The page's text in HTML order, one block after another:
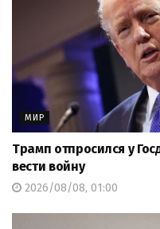
МИР
Трамп отпросился у
вести войну
2026/08/08, 01:00